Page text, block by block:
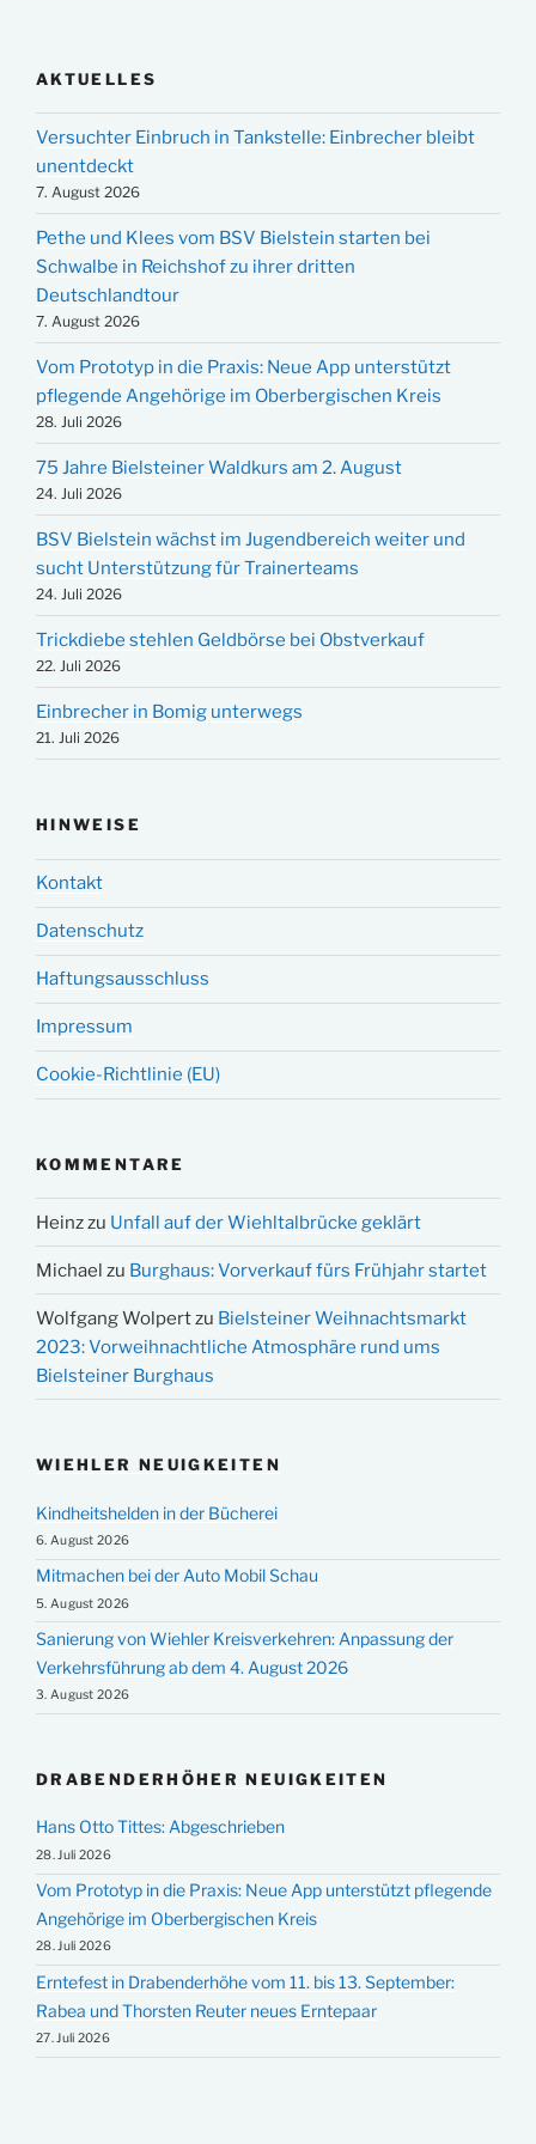
AKTUELLES
Versuchter Einbruch in Tankstelle: Einbrecher bleibt
unentdeckt
7. August 2026
Pethe und Klees vom BSV Bielstein starten bei
Schwalbe in Reichshof zu ihrer dritten
Deutschlandtour
7. August 2026
Vom Prototyp in die Praxis: Neue App unterstützt
pflegende Angehörige im Oberbergischen Kreis
28. Juli 2026
75 Jahre Bielsteiner Waldkurs am 2. August
24. Juli 2026
BSV Bielstein wächst im Jugendbereich weiter und
sucht Unterstützung für Trainerteams
24. Juli 2026
Trickdiebe stehlen Geldbörse bei Obstverkauf
22. Juli 2026
Einbrecher in Bomig unterwegs
21. Juli 2026
HINWEISE
Kontakt
Datenschutz
Haftungsausschluss
Impressum
Cookie-Richtlinie (EU)
KOMMENTARE
Heinzzu Unfall auf der Wiehltalbrücke geklärt
Michael zu Burghaus: Vorverkauf fürs Frühjahr startet
Wolfgang Wolpertzu Bielsteiner Weihnachtsmarkt
2023: Vorweihnachtliche Atmosphäre rund ums
Bielsteiner Burghaus
WIEHLER NEUIGKEITEN
Kindheitshelden in der Bücherei
6. August 2026
Mitmachen bei der Auto Mobil Schau
5. August 2026
Sanierung von Wiehler Kreisverkehren: Anpassung der
Verkehrsführung ab dem 4. August 2026
3. August 2026
DRABENDERHÖHER NEUIGKEITEN
Hans Otto Tittes: Abgeschrieben
28. Juli 2026
Vom Prototyp in die Praxis: Neue App unterstützt pflegende
Angehörige im Oberbergischen Kreis
28. Juli 2026
Erntefest in Drabenderhöhe vom 11. bis 13. September:
Rabea und Thorsten Reuter neues Erntepaar
27. Juli 2026